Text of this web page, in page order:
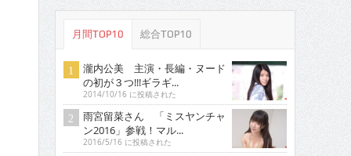
月間TOP10 総合TOP10
瀧内公美 主演・長編・ヌード
の初が３つ!!!ギラギ...
2014/10/16 に投稿された
雨宮留菜さん 「ミスヤンチャ
ン2016」参戦！マル...
2016/5/16 に投稿された